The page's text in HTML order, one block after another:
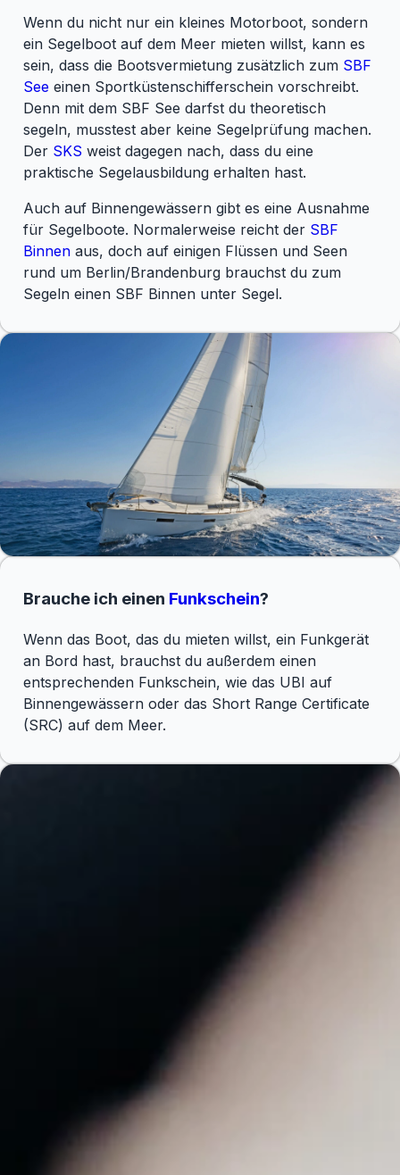
Wenn du nicht nur ein kleines Motorboot, sondern
ein Segelboot auf dem Meer mieten willst, kann es
sein, dass die Bootsvermietung zusätzlich zum SBF
Seeeinen Sportküstenschifferschein vorschreibt.
Denn mit dem SBF See darfst du theoretisch
segeln, musstest aber keine Segelprüfung machen.
Der SKS weist dagegen nach, dass du eine
praktische Segelausbildung erhalten hast.
Auch auf Binnengewässern gibt es eine Ausnahme
für Segelboote. Normalerweise reicht der SBF
Binnenaus, doch auf einigen Flüssen und Seen
rund um Berlin/Brandenburg brauchst du zum
Segeln einen SBF Binnen unter Segel.
Brauche ich einen Funkschein?
Wenn das Boot, das du mieten willst, ein Funkgerät
an Bord hast, brauchst du außerdem einen
entsprechenden Funkschein, wie das UBI auf
Binnengewässern oder das Short Range Certificate
(SRC) auf dem Meer.